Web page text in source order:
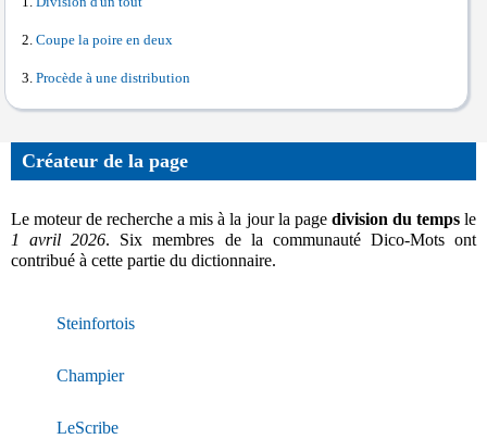
Coupe la poire en deux
Procède à une distribution
Créateur de la page
Le moteur de recherche a mis à la jour la page division du tempsle
1 avril 2026. Six membres de la communauté Dico-Mots ont
contribué à cette partie du dictionnaire.
Steinfortois
Champier
LeScribe